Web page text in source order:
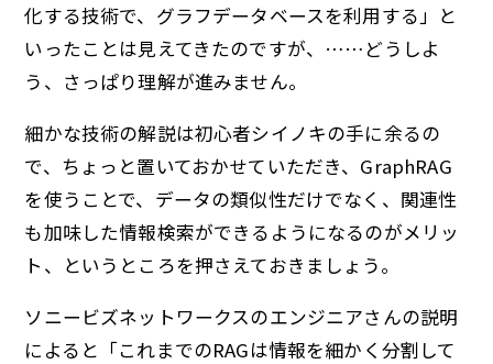
化する技術で、グラフデータベースを利用する」と
いったことは見えてきたのですが、……どうしよ
う、さっぱり理解が進みません。
細かな技術の解説は初心者シイノキの手に余るの
で、ちょっと置いておかせていただき、GraphRAG
を使うことで、データの類似性だけでなく、関連性
も加味した情報検索ができるようになるのがメリッ
ト、というところを押さえておきましょう。
ソニービズネットワークスのエンジニアさんの説明
によると「これまでのRAGは情報を細かく分割して